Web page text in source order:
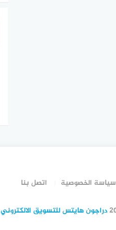
سياسة الخصوصية اتصل بنا
دراجون هايتس للتسويق الالكتروني